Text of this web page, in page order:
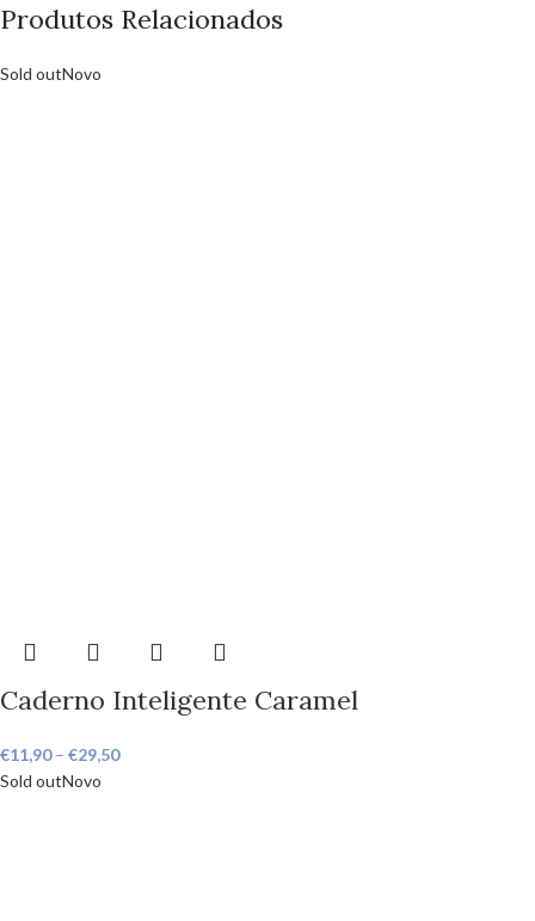
Produtos Relacionados
Sold outNovo
Caderno Inteligente Caramel
€11,90 – €29,50
Sold outNovo